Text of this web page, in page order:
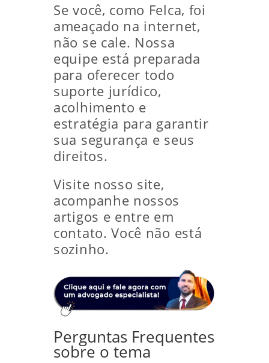
Se você, como Felca, foi
ameaçado na internet,
não se cale. Nossa
equipe está preparada
para oferecer todo
suporte jurídico,
acolhimento e
estratégia para garantir
sua segurança e seus
direitos.
Visite nosso site,
acompanhe nossos
artigos e entre em
contato. Você não está
sozinho.
Perguntas Frequentes
sobre o tema